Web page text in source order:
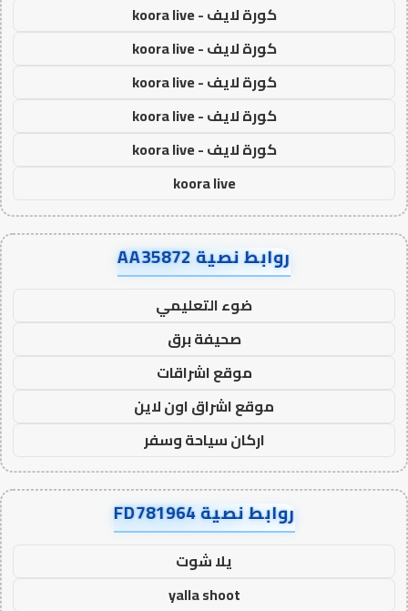
كورة لايف - koora live
كورة لايف - koora live
كورة لايف - koora live
كورة لايف - koora live
كورة لايف - koora live
koora live
روابط نصية AA35872
ضوء التعليمي
صحيفة برق
موقع اشراقات
موقع اشراق اون لاين
اركان سياحة وسفر
روابط نصية FD781964
يلا شوت
yalla shoot